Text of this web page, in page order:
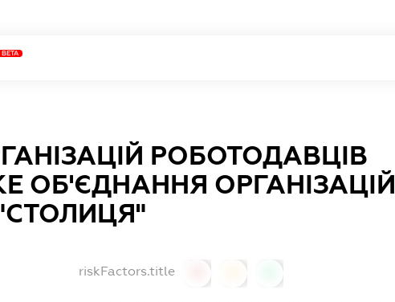
BETA
РОБОТОДАВЦІВ
ОБ'ЄДНАННЯ ОРГАНІЗАЦІЙ
riskFactors.title